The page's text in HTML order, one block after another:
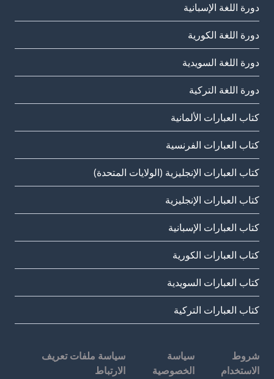
دورة اللغة الإسبانية
دورة اللغة الكورية
دورة اللغة السويدية
دورة اللغة التركية
كتاب العبارات الألمانية
كتاب العبارات الفرنسية
كتاب العبارات الإنجليزية (الولايات المتحدة)
كتاب العبارات الإنجليزية
كتاب العبارات الإسبانية
كتاب العبارات الكورية
كتاب العبارات السويدية
كتاب العبارات التركية
شروط
الاستخدام
سياسة
الخصوصية
سياسة ملفات تعريف
الارتباط